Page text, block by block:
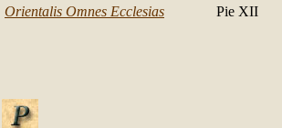
Orientalis Omnes Ecclesias
Pie XII